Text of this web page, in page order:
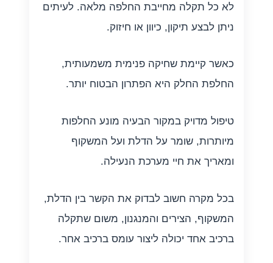
לא כל תקלה מחייבת החלפה מלאה. לעיתים
ניתן לבצע תיקון, כיוון או חיזוק.
כאשר קיימת שחיקה פנימית משמעותית,
החלפת החלק היא הפתרון הבטוח יותר.
טיפול מדויק במקור הבעיה מונע החלפות
מיותרות, שומר על הדלת ועל המשקוף
ומאריך את חיי מערכת הנעילה.
בכל מקרה חשוב לבדוק את הקשר בין הדלת,
המשקוף, הצירים והמנגנון, משום שתקלה
ברכיב אחד יכולה ליצור עומס ברכיב אחר.